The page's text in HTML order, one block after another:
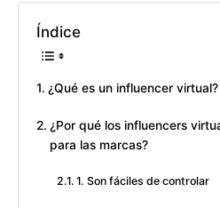
Índice
¿Qué es un influencer virtual?
¿Por qué los influencers
para las marcas?
1. Son fáciles de controlar